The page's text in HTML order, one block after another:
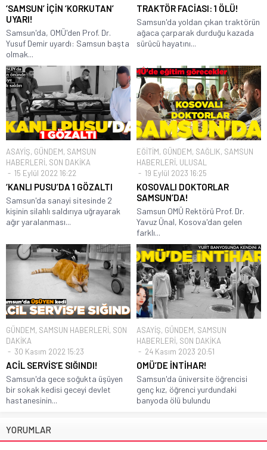
‘SAMSUN’ İÇİN ‘KORKUTAN’
UYARI!
Samsun'da, OMÜ'den Prof. Dr.
Yusuf Demir uyardı: Samsun başta
olmak...
TRAKTÖR FACİASI: 1 ÖLÜ!
Samsun'da yoldan çıkan traktörün
ağaca çarparak durduğu kazada
sürücü hayatını...
ASAYİŞ, GÜNDEM, SAMSUN
HABERLERİ, SON DAKİKA
15 Eylül 2022 16:22
‘KANLI PUSU’DA 1 GÖZALTI
Samsun'da sanayi sitesinde 2
kişinin silahlı saldırıya uğrayarak
ağır yaralanması...
EĞİTİM, GÜNDEM, SAĞLIK, SAMSUN
HABERLERİ, ULUSAL
19 Eylül 2023 16:25
KOSOVALI DOKTORLAR
SAMSUN’DA!
Samsun OMÜ Rektörü Prof. Dr.
Yavuz Ünal, Kosova'dan gelen
farklı...
GÜNDEM, SAMSUN HABERLERİ, SON
DAKİKA
30 Kasım 2022 15:23
ACİL SERVİS’E SIĞINDI!
Samsun'da gece soğukta üşüyen
bir sokak kedisi geceyi devlet
hastanesinin...
ASAYİŞ, GÜNDEM, SAMSUN
HABERLERİ, SON DAKİKA
24 Kasım 2023 20:51
OMÜ’DE İNTİHAR!
Samsun'da üniversite öğrencisi
genç kız, öğrenci yurdundaki
banyoda ölü bulundu
YORUMLAR